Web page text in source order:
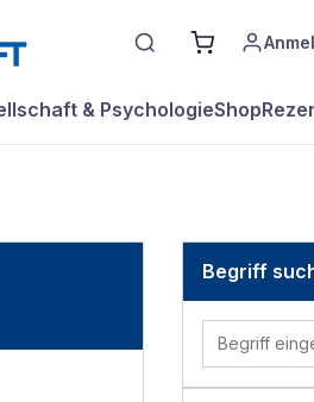
& PsychologieShop
Begriff